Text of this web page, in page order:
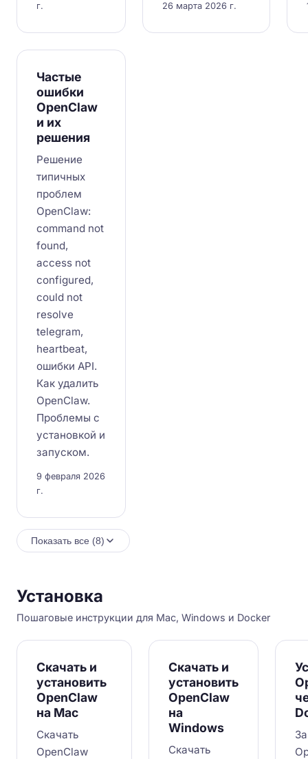
г.
26 марта 2026 г.
Частые
ошибки
OpenClaw
и их
решения
Решение
типичных
проблем
OpenClaw:
command not
found,
access not
configured,
could not
resolve
telegram,
heartbeat,
ошибки API.
Как удалить
OpenClaw.
Проблемы с
установкой и
запуском.
9 февраля 2026
г.
Показать все (8)
Установка
Пошаговые инструкции для Mac, Windows и Docker
Скачать и
установить
OpenClaw
на Mac
Скачать
OpenClaw
Скачать и
установить
OpenClaw
на
Windows
Скачать